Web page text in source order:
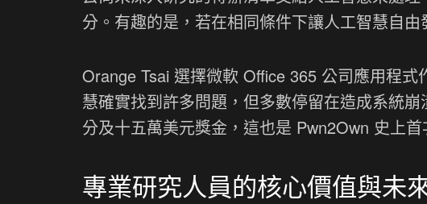
分。有趣的是，若在相同條件下讓人工智慧自由
Orange Tsai 選擇微軟 Office 365 公司應用程
慧確實找到許多問題，但多數停留在造成系統
分及十五萬美元獎金，這也是 Pwn2Own 史上首
專業研究人員的核心價值與未